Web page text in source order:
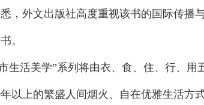
，外文出版社高度重视该书的国际传播
。
生活美学”系列将由衣、食、住、行、
以上的繁盛人间烟火、自在优雅生活方